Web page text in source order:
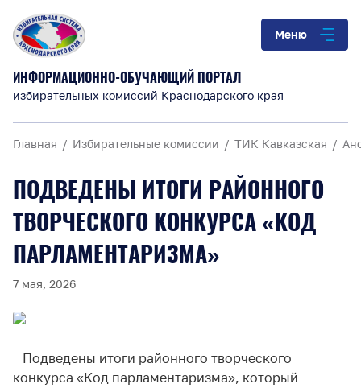
Меню
ИНФОРМАЦИОННО-ОБУЧАЮЩИЙ ПОРТАЛ
избирательных комиссий Краснодарского края
Главная Избирательные комиссии ТИК Кавказская
ПОДВЕДЕНЫ ИТОГИ РАЙОННОГО
ТВОРЧЕСКОГО КОНКУРСА «КОД
ПАРЛАМЕНТАРИЗМА»
7 мая, 2026
Подведены итоги районного творческого
конкурса «Код парламентаризма», который